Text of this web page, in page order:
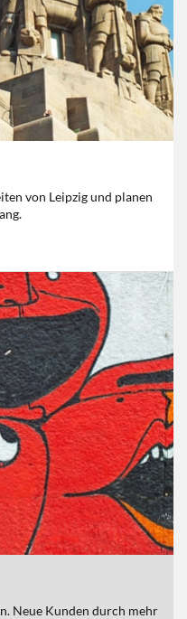
von Leipzig und planen
Neue Kunden durch mehr